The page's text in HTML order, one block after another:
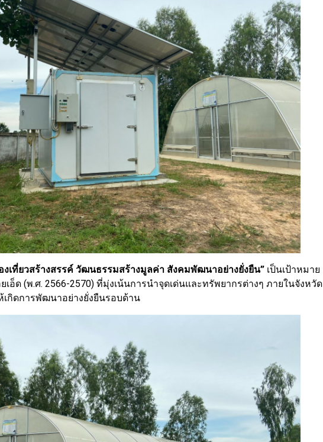
งเที่ยวสร้างสรรค์ วัฒนธรรมสร้างมูลค่า สังคมพัฒนาอย่างยั่งยืน” เป็นเป้าหมาย
อ็ด (พ.ศ. 2566-2570) ที่มุ่งเน้นการนำจุดเด่นและทรัพยากรต่างๆ ภายในจังหวัด
กิดการพัฒนาอย่างยั่งยืนรอบด้าน